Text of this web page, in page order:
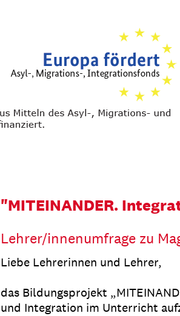
"MITEINANDER.
Lehrer/innenumfrage zu
Liebe Lehrerinnen und Lehrer,
das Bildungsprojekt
und Integration im Unterricht